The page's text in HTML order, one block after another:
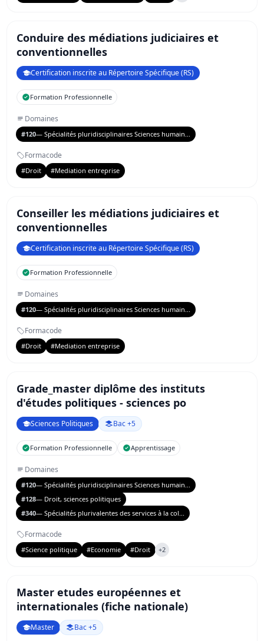
Conduire des médiations judiciaires et
conventionnelles
Certification inscrite au Répertoire Spécifique (RS)
Formation Professionnelle
Domaines
#120— Spécialités pluridisciplinaires Sciences humain...
Formacode
#Droit #Mediation entreprise
Conseiller les médiations judiciaires et
conventionnelles
Certification inscrite au Répertoire Spécifique (RS)
Formation Professionnelle
Domaines
#120— Spécialités pluridisciplinaires Sciences humain...
Formacode
#Droit #Mediation entreprise
Grade_master diplôme des instituts
d'études politiques - sciences po
Sciences Politiques Bac +5
Formation Professionnelle Apprentissage
Domaines
#120— Spécialités pluridisciplinaires Sciences humain...
#128— Droit, sciences politiques
#340— Spécialités plurivalentes des services à la col...
Formacode
#Science politique #Economie #Droit +2
Master etudes européennes et
internationales (fiche nationale)
Master Bac +5